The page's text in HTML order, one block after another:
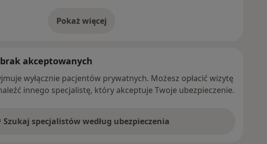
Pokaż więcej
o adresie
akceptowanych
wyłącznie pacjentów prywatnych. Możesz opłacić wizytę
innego specjalistę, który akceptuje Twoje ubezpieczenie.
Szukaj specjalistów według ubezpieczenia